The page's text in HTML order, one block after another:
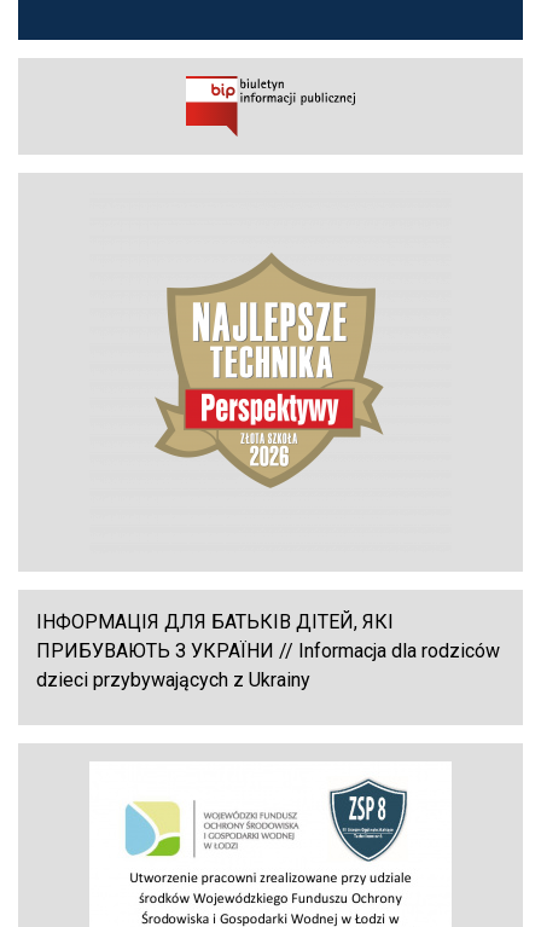
ІНФОРМАЦІЯ ДЛЯ БАТЬКІВ ДІТЕЙ, ЯКІ
ПРИБУВАЮТЬ З УКРАЇНИ // Informacja dla rodziców
dzieci przybywających z Ukrainy